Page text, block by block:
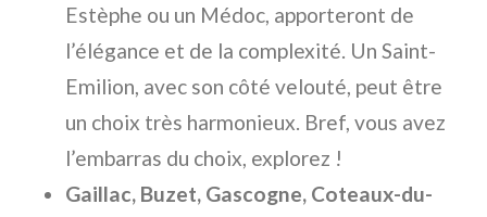
Estèphe ou un Médoc, apporteront de
l’élégance et de la complexité. Un Saint-
Emilion, avec son côté velouté, peut être
un choix très harmonieux. Bref, vous avez
l’embarras du choix, explorez !
Gaillac, Buzet, Gascogne, Coteaux-du-